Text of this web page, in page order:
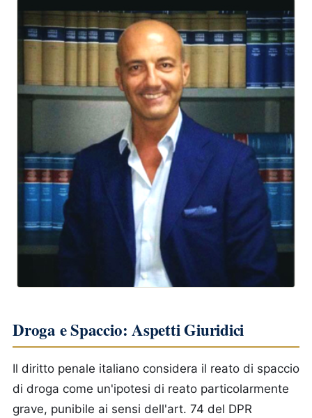
Droga e Spaccio: Aspetti Giuridici
Il diritto penale italiano considera il reato di spaccio
di droga come un'ipotesi di reato particolarmente
grave, punibile ai sensi dell'art. 74 del DPR